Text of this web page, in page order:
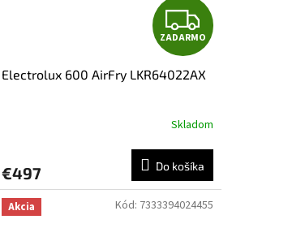
Z
A
D
A
R
M
ZADARMO
Electrolux 600 AirFry LKR64022AX
Skladom
€497 Do košíka
Akcia Kód: 7333394024455